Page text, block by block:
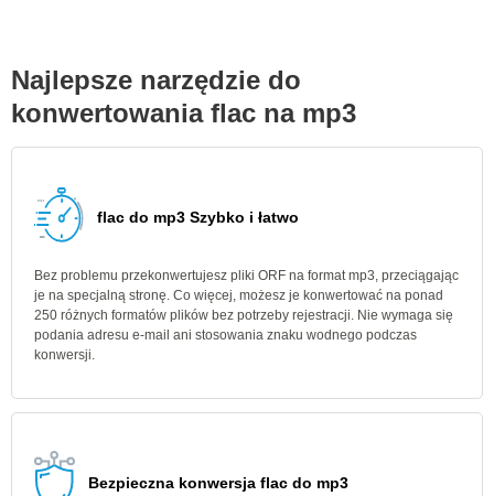
Najlepsze narzędzie do
konwertowania flac na mp3
flac do mp3 Szybko i łatwo
Bez problemu przekonwertujesz pliki ORF na format mp3, przeciągając
je na specjalną stronę. Co więcej, możesz je konwertować na ponad
250 różnych formatów plików bez potrzeby rejestracji. Nie wymaga się
podania adresu e-mail ani stosowania znaku wodnego podczas
konwersji.
Bezpieczna konwersja flac do mp3